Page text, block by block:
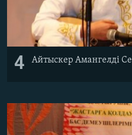
4 Айтыскер Амангелді